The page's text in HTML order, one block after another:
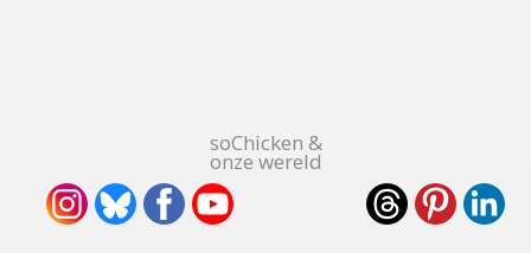
soChicken &
onze wereld